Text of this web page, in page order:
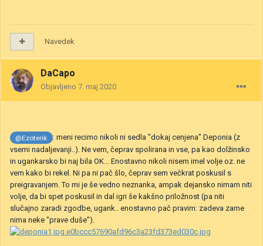
Navedek
DaCapo
Objavljeno 7. maj 2020
@Ezoterik
: meni recimo nikoli ni sedla "dokaj cenjena" Deponia (z
vsemi nadaljevanji..). Ne vem, čeprav spolirana in vse, pa kao dolžinsko
in ugankarsko bi naj bila OK... Enostavno nikoli nisem imel volje oz. ne
vem kako bi rekel. Ni pa ni pač šlo, čeprav sem večkrat poskusil s
preigravanjem. To mi je še vedno neznanka, ampak dejansko nimam niti
volje, da bi spet poskusil in dal igri še kakšno priložnost (pa niti
slučajno zaradi zgodbe, ugank.. enostavno pač pravim: zadeva zame
nima neke "prave duše").